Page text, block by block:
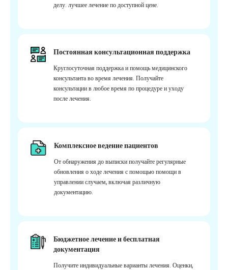
делу. лучшее лечение по доступной цене.
Постоянная консультационная поддержка
Круглосуточная поддержка и помощь медицинского
консультанта во время лечения. Получайте
консультации в любое время по процедуре и уходу
после лечения.
Комплексное ведение пациентов
От обнаружения до выписки получайте регулярные
обновления о ходе лечения с помощью помощи в
управлении случаем, включая различную
документацию.
Бюджетное лечение и бесплатная
документация
Получите индивидуальные варианты лечения. Оценки,